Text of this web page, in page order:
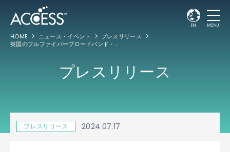
EN MENU
HOME ニュース・イベント
プレスリリース
英国のフルファイバーブロードバンド・プロバイダーのBrnkが、IP Infusionの「OcNOS®」を採用
プレスリリース
プレスリリース 2024.07.17